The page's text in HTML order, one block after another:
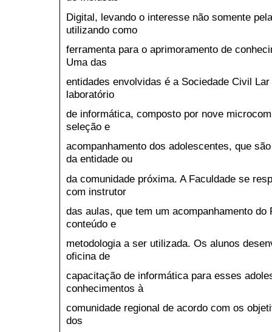
Digital, levando o interesse não somente
utilizando como
ferramenta para o aprimoramento de
Uma das
entidades envolvidas é a Sociedade Civil
laboratório
de informática, composto por nove
seleção e
acompanhamento dos adolescentes, que
da entidade ou
da comunidade próxima. A Faculdade se
com instrutor
das aulas, que tem um acompanhamento
conteúdo e
metodologia a ser utilizada. Os alunos
oficina de
capacitação de informática para esses
conhecimentos à
comunidade regional de acordo com os
dos